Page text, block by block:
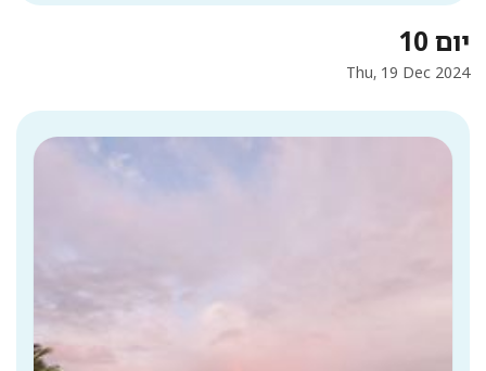
יום 10
Thu, 19 Dec 2024